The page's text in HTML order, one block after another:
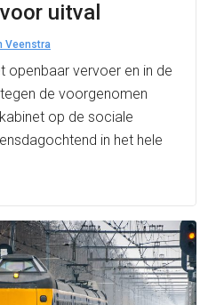
uitval
Veenstra
openbaar vervoer en in de
de voorgenomen
op de sociale
in het hele